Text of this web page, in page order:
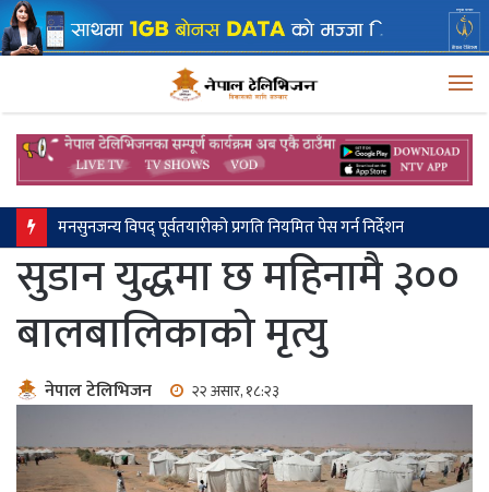
मनसुनजन्य विपद् पूर्वतयारीको प्रगति नियमित पेस गर्न निर्देशन
सुडान युद्धमा छ महिनामै ३००
बालबालिकाको मृत्यु
नेपाल टेलिभिजन २२ असार, १८:२३